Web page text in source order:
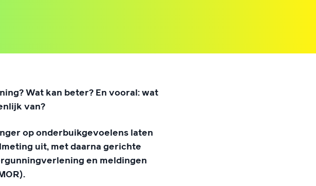
Wat kan beter? En vooral: wat
van?
op onderbuikgevoelens laten
uit, met daarna gerichte
en meldingen